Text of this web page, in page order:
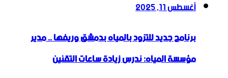
أغسطس 11, 2025
برنامج جديد للتزود بالمياه بدمشق وريفها .. مدير
مؤسسة المياه: ندرس زيادة ساعات التقنين